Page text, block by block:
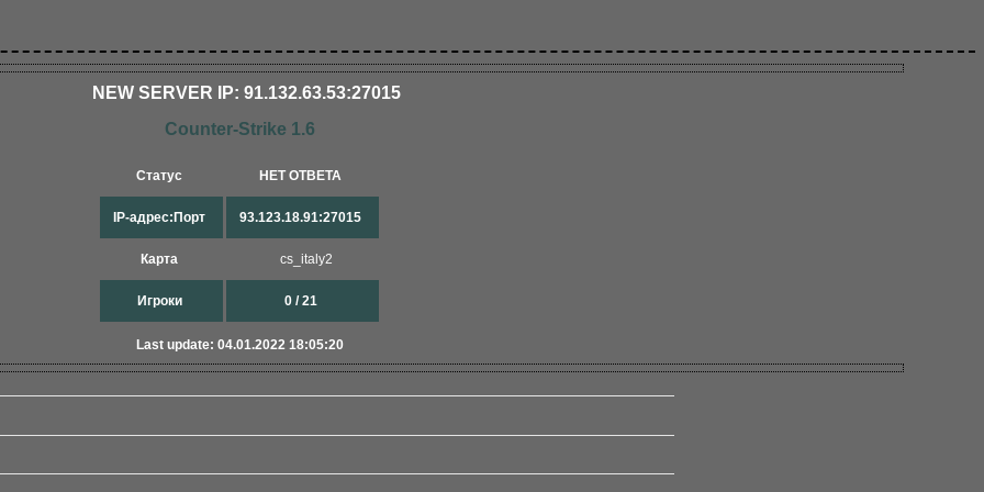
NEW SERVER IP: 91.132.63.53:27015
Counter-Strike 1.6
Статус
IP-адрес:Порт
Карта
Игроки
НЕТ ОТВЕТА
93.123.18.91:27015
cs_italy2
0 / 21
Last update: 04.01.2022 18:05:20